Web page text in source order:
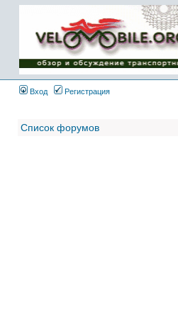
Имя пользователя:
Пароль:
{ LOG_ME_IN_SHORT
}
Вход
Регистрация
Список форумов